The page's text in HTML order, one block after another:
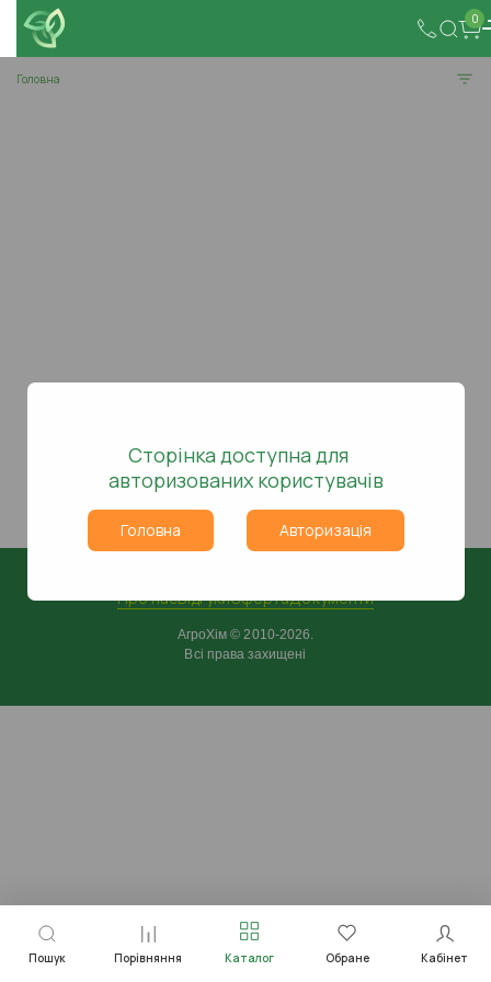
0
Пошук Порівняння Каталог Обране Кабінет
Головна
Сторінка доступна для
авторизованих користувачів
Головна Авторизація
Про насВідгукиОфертаДокументи
АгроХім © 2010-2026.
Всі права захищені